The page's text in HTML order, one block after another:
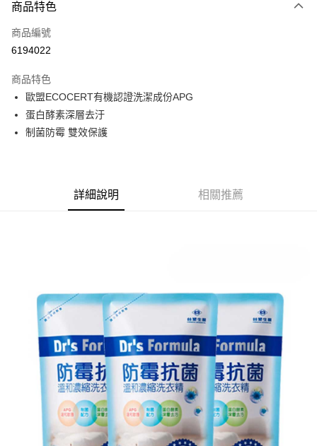
LINE Pay
Apple Pay
悠遊付
Google Pay
全盈+PAY
【關於「AFTEE先享後付」】
AFTEE先享後付是「在收到商品之後才付款」的支付方式。 讓您購物簡單
１．於結帳方式選擇「AFTEE先享後付」後，將跳轉至「AFTEE先享後付」
結帳頁面，進行簡訊認證並確認金額後，即可完成結帳。
２．訂單成立數日內，您將收到繳費通知簡訊。
３．收到繳費通知簡訊後14天內，點擊此簡訊中的連結，可透過四大超商／
ATM／網路銀行／等多元方式進行付款，方視為交易完成。
※ 請注意：結帳手續完成當下不需立刻繳費，但若您需要取消訂單，請聯絡
購買商品的店家。未經商家同意取消之訂單仍視為有效，需透過AFTEE先享
後付繳納相關費用。
※ 交易是否成功請以「AFTEE先享後付 」之結帳頁面顯示為準，若有關於
是否繳費成功／繳費後需取消欲退款等相關疑問，請聯繫「AFTEE先享後付
客戶支援中心」https://netprotections.freshdesk.com/support/home
每筆NT$60，滿NT$799(含以上)免運費
每筆NT$150
滿額免運宅配
每筆NT$100，滿NT$799(含以上)免運費
付款後門市自取
每筆NT$50，滿NT$299(含以上)免運費
商品特色
商品編號
6194022
商品特色
歐盟ECOCERT有機認證洗潔成份APG
蛋白酵素深層去汙
制菌防霉 雙效保護
詳細說明 相關推薦